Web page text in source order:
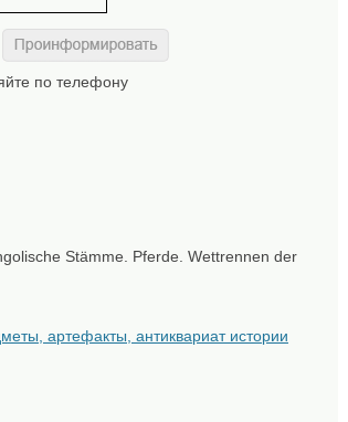
по телефону
Stämme. Pferde. Wettrennen der
артефакты, антиквариат истории